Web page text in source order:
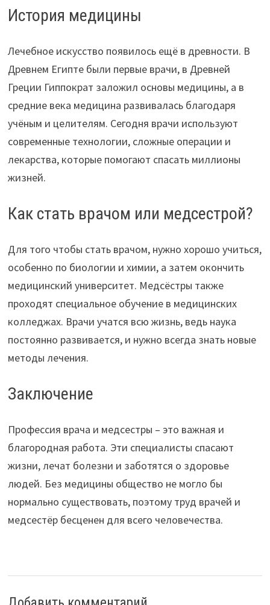
История медицины
Лечебное искусство появилось ещё в древности. В
Древнем Египте были первые врачи, в Древней
Греции Гиппократ заложил основы медицины, а в
средние века медицина развивалась благодаря
учёным и целителям. Сегодня врачи используют
современные технологии, сложные операции и
лекарства, которые помогают спасать миллионы
жизней.
Как стать врачом или медсестрой?
Для того чтобы стать врачом, нужно хорошо учиться,
особенно по биологии и химии, а затем окончить
медицинский университет. Медсёстры также
проходят специальное обучение в медицинских
колледжах. Врачи учатся всю жизнь, ведь наука
постоянно развивается, и нужно всегда знать новые
методы лечения.
Заключение
Профессия врача и медсестры – это важная и
благородная работа. Эти специалисты спасают
жизни, лечат болезни и заботятся о здоровье
людей. Без медицины общество не могло бы
нормально существовать, поэтому труд врачей и
медсестёр бесценен для всего человечества.